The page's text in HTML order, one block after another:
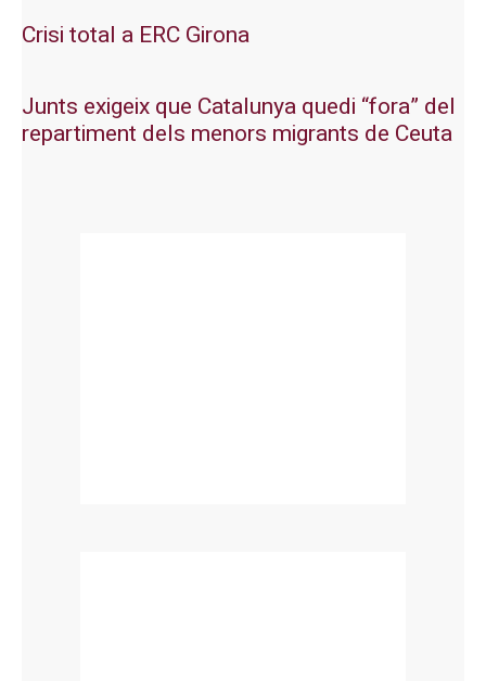
Crisi total a ERC Girona
Junts exigeix que Catalunya quedi “fora” del
repartiment dels menors migrants de Ceuta